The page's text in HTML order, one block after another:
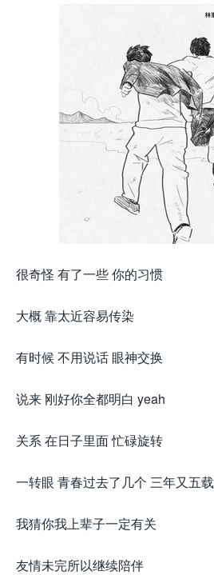
很奇怪 有了一些 你的习惯
大概 靠太近容易传染
有时候 不用说话 眼神交换
说来 刚好你全都明白 yeah
关系 在日子里面 忙碌旋转
一转眼 青春过去了几个 三年又五载
我猜你我上辈子一定有关
友情未完所以继续陪伴